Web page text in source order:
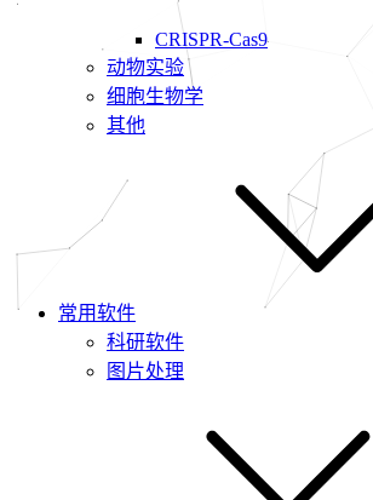
CRISPR-Cas9
动物实验
细胞生物学
其他
常用软件
科研软件
图片处理